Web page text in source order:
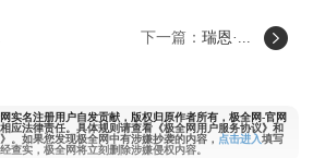
下一篇：瑞恩·...
实名注册用户自发贡献，版权归原作者所有，极全网-官网
应法律责任。具体规则请查看《极全网用户服务协议》和
。如果您发现极全网中有涉嫌抄袭的内容， 点击进入填写
查实，极全网将立刻删除涉嫌侵权内容。